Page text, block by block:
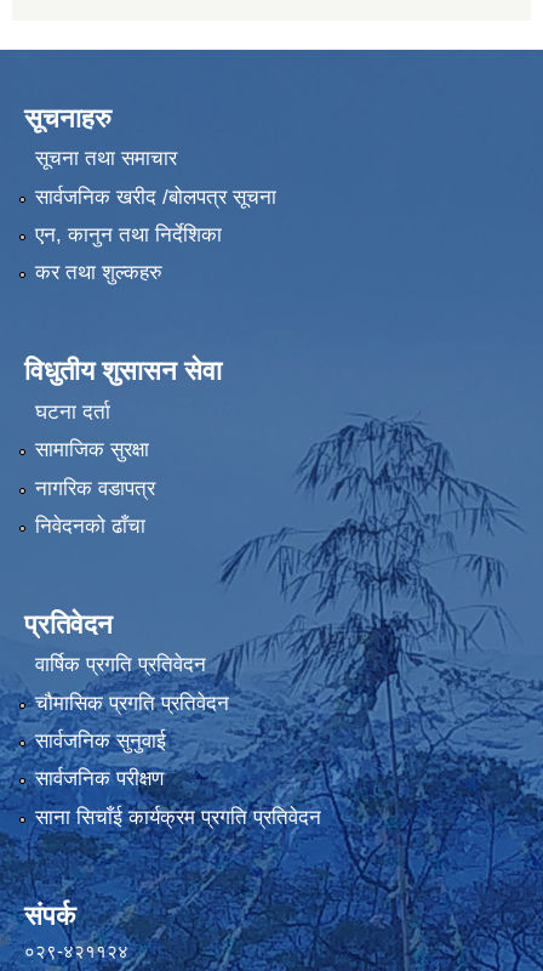
सूचनाहरु
सूचना तथा समाचार
सार्वजनिक खरीद /बोलपत्र सूचना
एन, कानुन तथा निर्देशिका
कर तथा शुल्कहरु
विधुतीय शुसासन सेवा
घटना दर्ता
सामाजिक सुरक्षा
नागरिक वडापत्र
निवेदनको ढाँचा
प्रतिवेदन
वार्षिक प्रगति प्रतिवेदन
चौमासिक प्रगति प्रतिवेदन
सार्वजनिक सुनुवाई
सार्वजनिक परीक्षण
साना सिचाँई कार्यक्रम प्रगति प्रतिवेदन
संपर्क
०२९-४२११२४